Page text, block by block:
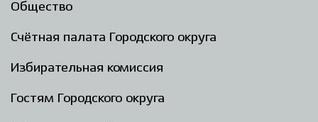
Общество
Счётная палата Городского округа
Избирательная комиссия
Гостям Городского округа